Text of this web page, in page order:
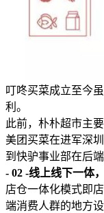
叮咚买菜成立至今
利。
此前，朴朴超市主
美团买菜在进军深
到快驴事业部在后
- 02 -线上线下一体
店仓一体化模式即
端消费人群的地方